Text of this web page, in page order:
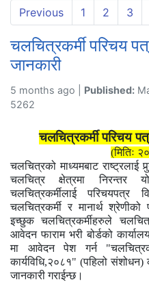
Previous 1 2 3
चलचित्रकर्मी परिचय
जानकारी
5 months ago | Published:
5262
चलचित्रकर्मी परिचय
(मितिः
चलचित्रको माध्यमबाट राष्ट्रलाई
चलचित्र क्षेत्रमा निरन्तर
चलचित्रकर्मीलाईपरिचयपत्र
चलचित्रकर्मी र मानार्थश्रेणीको
इच्छुक चलचित्रकर्मीहरुले
आवेदन फाराम भरीबोर्डको
मा
आवेदन पेश गर्न "
कार्यविधि,२०८१" (पहिलो संशोधन)
जानकारीगराईन्छ।